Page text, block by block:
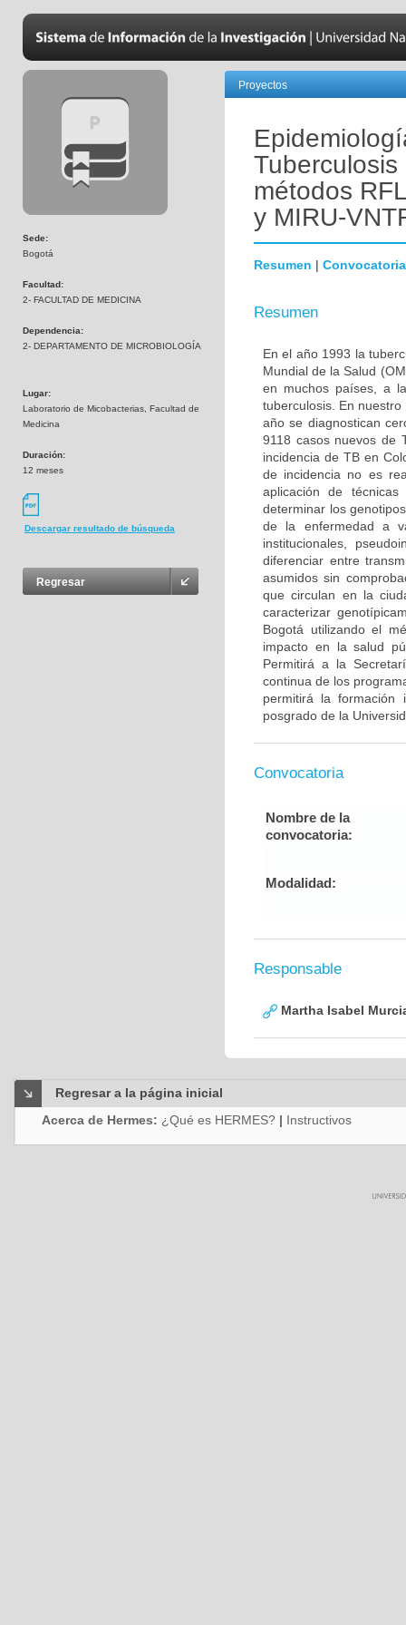
Sede:
Bogotá
Facultad:
2- FACULTAD DE MEDICINA
Dependencia:
2- DEPARTAMENTO DE MICROBIOLOGÍA
Lugar:
Laboratorio de Micobacterias, Facultad de
Medicina
Duración:
12 meses
Descargar resultado de búsqueda
Regresar
Proyectos
métodos
y MIRU-
Resumen | Convocatoria
Resumen
En el año 1993 la
Mundial de la Salud
en muchos países, a
tuberculosis. En
año se diagnostican
9118 casos nuevos de
incidencia de TB en
de incidencia no es
aplicación de
determinar los
de la enfermedad a
institucionales,
diferenciar entre
asumidos sin
que circulan en la
caracterizar
Bogotá utilizando el
impacto en la salud
Permitirá a la
continua de los
permitirá la formación
posgrado de la
Convocatoria
Nombre de la
convocatoria:
Modalidad:
Responsable
Martha Isabel
Regresar a la página inicial
Acerca de Hermes: ¿Qué es HERMES? | Instructivos